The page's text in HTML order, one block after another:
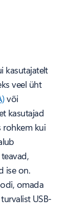
kasutajatelt
veel üht
või
kasutajad
rohkem kui
ise on.
omada
USB-